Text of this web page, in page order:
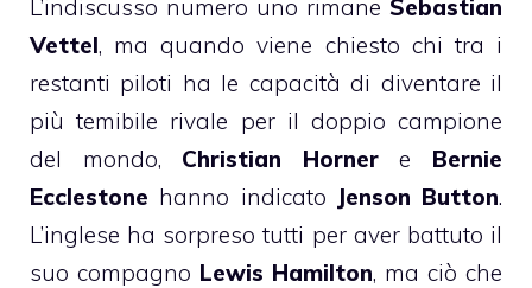
L’indiscusso numero uno rimane Sebastian
Vettel, ma quando viene chiesto chi tra i
restanti piloti ha le capacità di diventare il
più temibile rivale per il doppio campione
del mondo, Christian Hornere Bernie
Ecclestone hanno indicato Jenson Button.
L’inglese ha sorpreso tutti per aver battuto il
suo compagno Lewis Hamilton, ma ciò che